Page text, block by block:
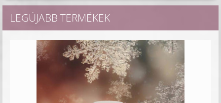
LEGÚJABB TERMÉKEK